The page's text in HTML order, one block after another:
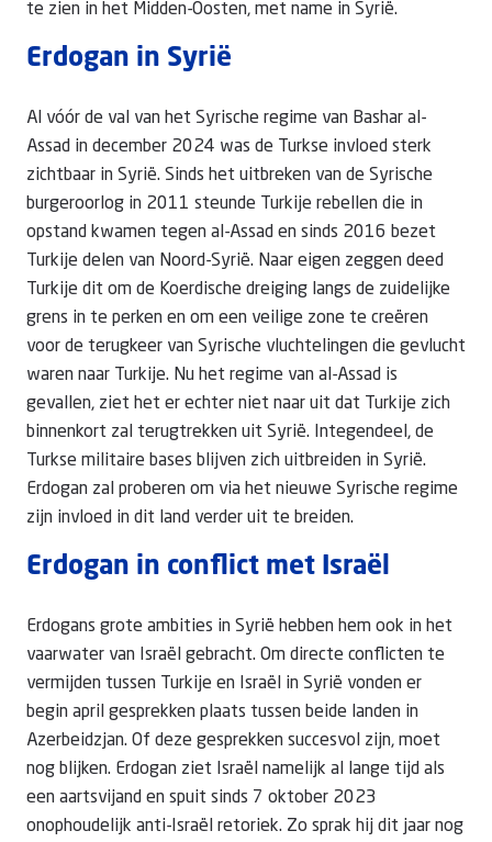
te zien in het Midden-Oosten, met name in Syrië.
Erdogan in Syrië
Al vóór de val van het Syrische regime van Bashar al-
Assad in december 2024 was de Turkse invloed sterk
zichtbaar in Syrië. Sinds het uitbreken van de Syrische
burgeroorlog in 2011 steunde Turkije rebellen die in
opstand kwamen tegen al-Assad en sinds 2016 bezet
Turkije delen van Noord-Syrië. Naar eigen zeggen deed
Turkije dit om de Koerdische dreiging langs de zuidelijke
grens in te perken en om een veilige zone te creëren
voor de terugkeer van Syrische vluchtelingen die gevlucht
waren naar Turkije. Nu het regime van al-Assad is
gevallen, ziet het er echter niet naar uit dat Turkije zich
binnenkort zal terugtrekken uit Syrië. Integendeel, de
Turkse militaire bases blijven zich uitbreiden in Syrië.
Erdogan zal proberen om via het nieuwe Syrische regime
zijn invloed in dit land verder uit te breiden.
Erdogan in conflict met Israël
Erdogans grote ambities in Syrië hebben hem ook in het
vaarwater van Israël gebracht. Om directe conflicten te
vermijden tussen Turkije en Israël in Syrië vonden er
begin april gesprekken plaats tussen beide landen in
Azerbeidzjan. Of deze gesprekken succesvol zijn, moet
nog blijken. Erdogan ziet Israël namelijk al lange tijd als
een aartsvijand en spuit sinds 7 oktober 2023
onophoudelijk anti-Israël retoriek. Zo sprak hij dit jaar nog